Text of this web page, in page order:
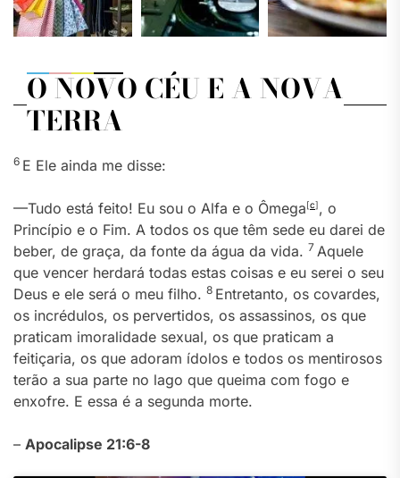
O NOVO CÉU E A NOVA
TERRA
6 E Ele ainda me disse:
—Tudo está feito! Eu sou o Alfa e o Ômega[c], o
Princípio e o Fim. A todos os que têm sede eu darei de
beber, de graça, da fonte da água da vida. 7 Aquele
que vencer herdará todas estas coisas e eu serei o seu
Deus e ele será o meu filho. 8 Entretanto, os covardes,
os incrédulos, os pervertidos, os assassinos, os que
praticam imoralidade sexual, os que praticam a
feitiçaria, os que adoram ídolos e todos os mentirosos
terão a sua parte no lago que queima com fogo e
enxofre. E essa é a segunda morte.
– Apocalipse 21:6-8